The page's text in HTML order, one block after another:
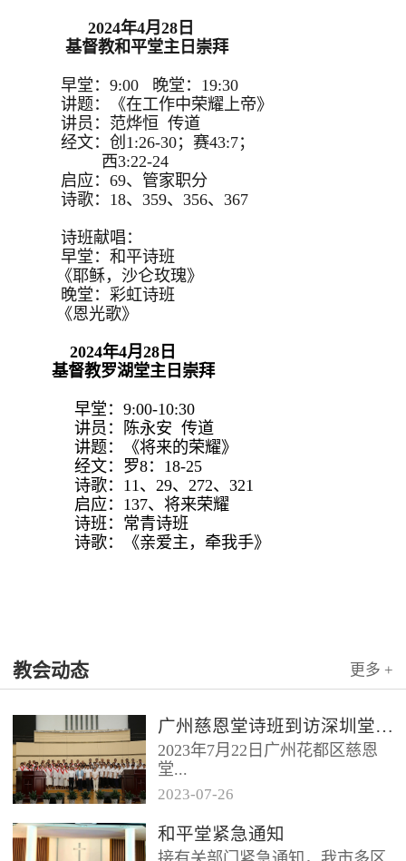
2024年4月28日
基督教和平堂主日崇拜
早堂：9:00 晚堂：19:30
讲题：《在工作中荣耀上帝》
讲员：范烨恒 传道
经文：创1:26-30；赛43:7；
西3:22-24
启应：69、管家职分
诗歌：18、359、356、367
诗班献唱：
早堂：和平诗班
《耶稣，沙仑玫瑰》
晚堂：彩虹诗班
《恩光歌》
2024年4月28日
基督教罗湖堂主日崇拜
早堂：9:00-10:30
讲员：陈永安 传道
讲题：《将来的荣耀》
经文：罗8：18-25
诗歌：11、29、272、321
启应：137、将来荣耀
诗班：常青诗班
诗歌：《亲爱主，牵我手》
教会动态 更多 +
广州慈恩堂诗班到访深圳堂、和平堂
2023年7月22日广州花都区慈恩
堂...
联合诗班在叶海莲牧师的带领
下，先后到访基督教和平堂、深
2023-07-26
和平堂紧急通知